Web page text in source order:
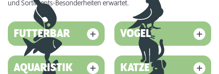
und Sortiments-Besonderheiten erwartet.
FUTTERBAR VOGEL
AQUARISTIK KATZE